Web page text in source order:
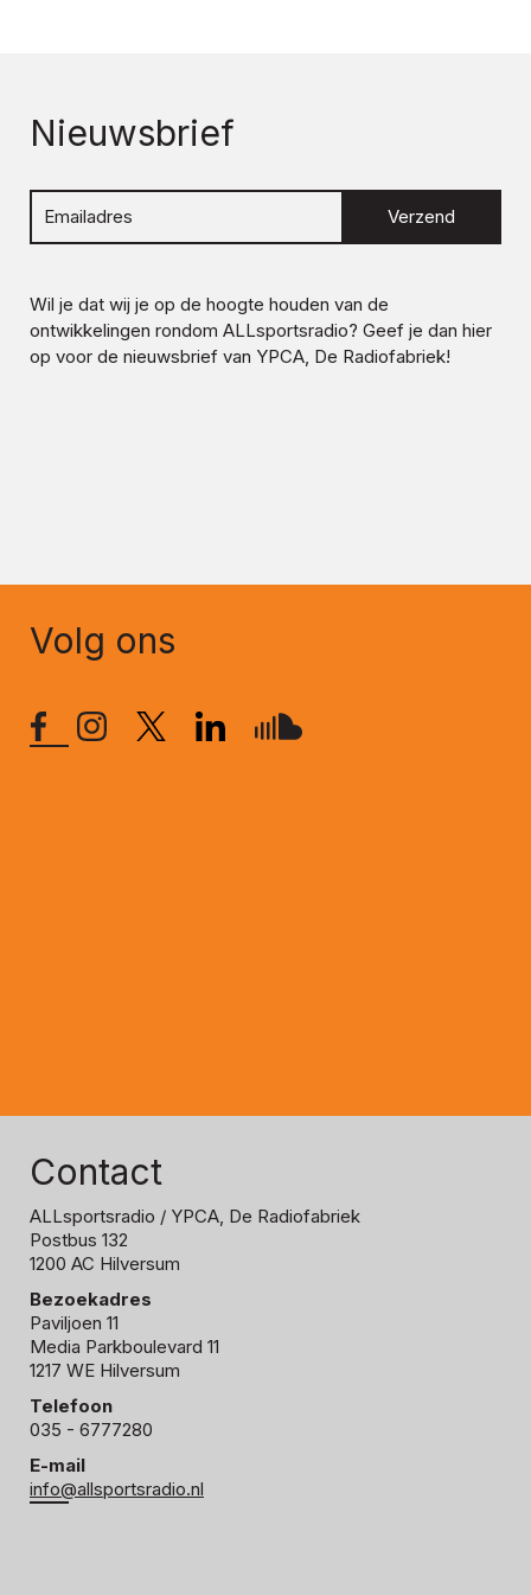
Nieuwsbrief
Verzend
Wil je dat wij je op de hoogte houden van de
ontwikkelingen rondom ALLsportsradio? Geef je dan hier
op voor de nieuwsbrief van YPCA, De Radiofabriek!
Volg ons
Contact
ALLsportsradio / YPCA, De Radiofabriek
Postbus 132
1200 AC Hilversum
Bezoekadres
Paviljoen 11
Media Parkboulevard 11
1217 WE Hilversum
Telefoon
035 - 6777280
E-mail
info@allsportsradio.nl